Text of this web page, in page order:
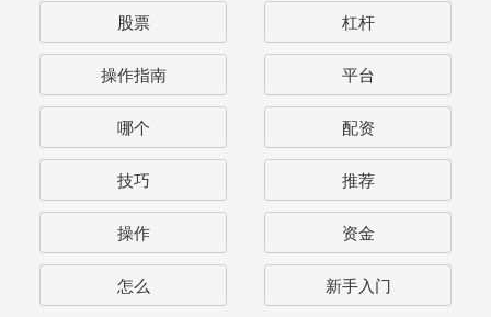
股票 杠杆
操作指南 平台
哪个 配资
技巧 推荐
操作 资金
怎么 新手入门